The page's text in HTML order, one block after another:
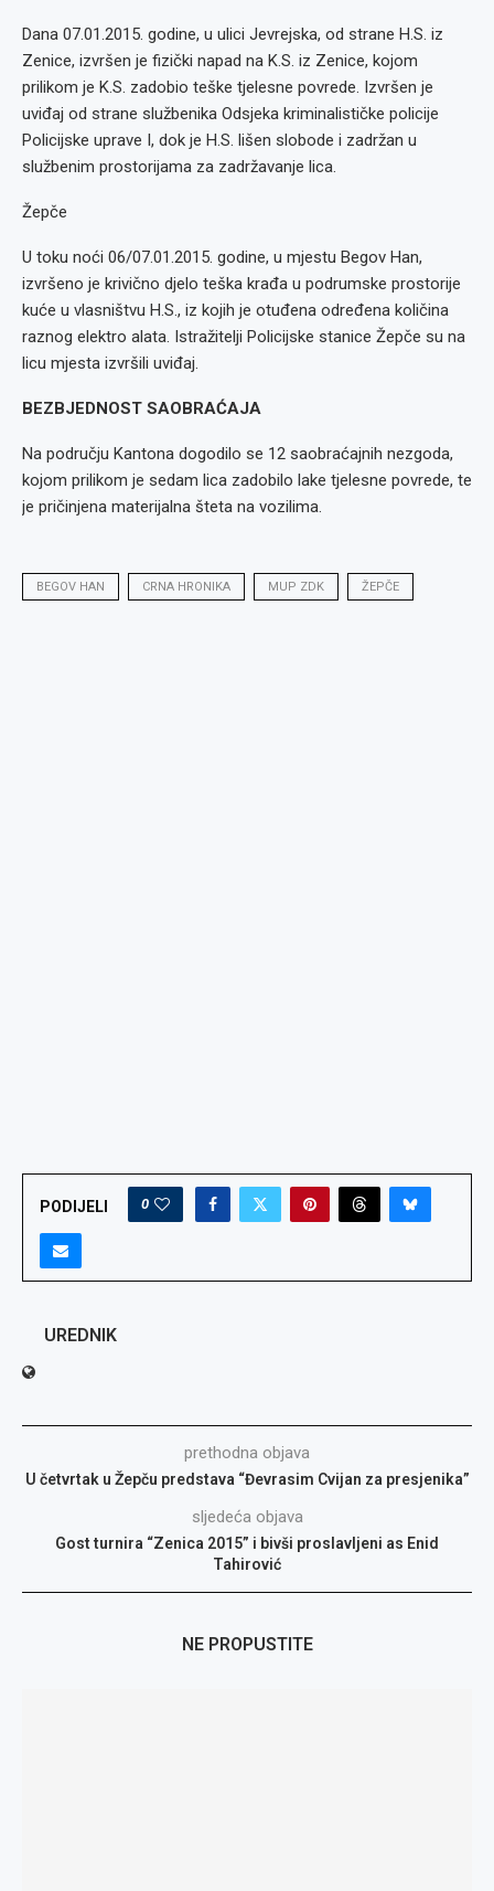
Dana 07.01.2015. godine, u ulici Jevrejska, od strane H.S. iz
Zenice, izvršen je fizički napad na K.S. iz Zenice, kojom
prilikom je K.S. zadobio teške tjelesne povrede. Izvršen je
uviđaj od strane službenika Odsjeka kriminalističke policije
Policijske uprave I, dok je H.S. lišen slobode i zadržan u
službenim prostorijama za zadržavanje lica.
Žepče
U toku noći 06/07.01.2015. godine, u mjestu Begov Han,
izvršeno je krivično djelo teška krađa u podrumske prostorije
kuće u vlasništvu H.S., iz kojih je otuđena određena količina
raznog elektro alata. Istražitelji Policijske stanice Žepče su na
licu mjesta izvršili uviđaj.
BEZBJEDNOST SAOBRAĆAJA
Na području Kantona dogodilo se 12 saobraćajnih nezgoda,
kojom prilikom je sedam lica zadobilo lake tjelesne povrede, te
je pričinjena materijalna šteta na vozilima.
BEGOV HAN CRNA HRONIKA MUP ZDK ŽEPČE
PODIJELI 0
UREDNIK
prethodna objava
U četvrtak u Žepču predstava “Đevrasim Cvijan za presjenika”
sljedeća objava
Gost turnira “Zenica 2015” i bivši proslavljeni as Enid
Tahirović
NE PROPUSTITE